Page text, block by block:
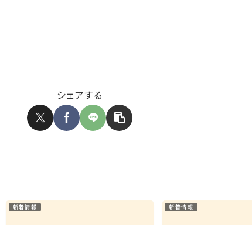
シェアする
新着情報 新着情報